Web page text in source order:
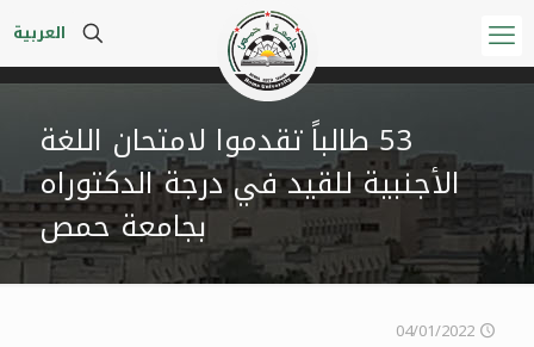
العربية
53 طالباً تقدموا لامتحان اللغة
الأجنبية للقيد في درجة الدكتوراه
بجامعة حمص
04/01/2022